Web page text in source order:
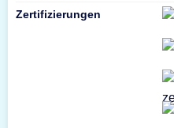
Zertifizierungen